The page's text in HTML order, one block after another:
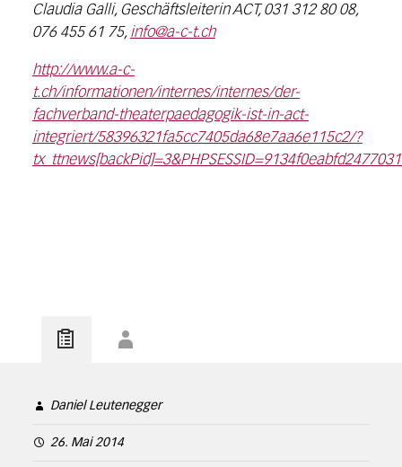
Claudia Galli, Geschäftsleiterin ACT, 031 312 80 08,
076 455 61 75, info@a-c-t.ch
http://www.a-c-
t.ch/informationen/internes/internes/der-
fachverband-theaterpaedagogik-ist-in-act-
integriert/58396321fa5cc7405da68e7aa6e115c2/?
Daniel Leutenegger
26. Mai 2014